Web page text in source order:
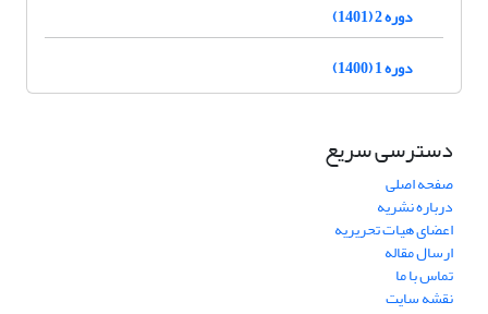
دوره 2 (1401)
دوره 1 (1400)
دسترسی سریع
صفحه اصلی
درباره نشریه
اعضای هیات تحریریه
ارسال مقاله
تماس با ما
نقشه سایت